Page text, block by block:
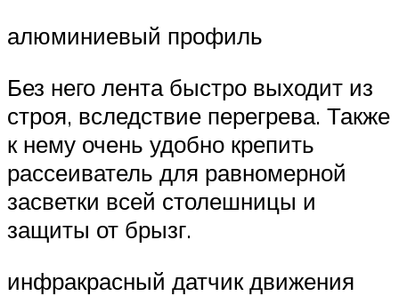
алюминиевый профиль
Без него лента быстро выходит из
строя, вследствие перегрева. Также
к нему очень удобно крепить
рассеиватель для равномерной
засветки всей столешницы и
защиты от брызг.
инфракрасный датчик движения